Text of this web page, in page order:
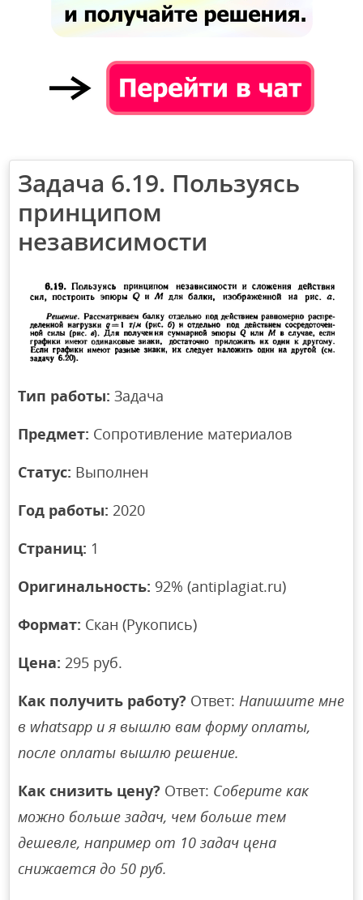
Задача 6.19. Пользуясь
принципом
независимости
Тип работы: Задача
Предмет: Сопротивление материалов
Статус: Выполнен
Год работы: 2020
Страниц: 1
Оригинальность: 92% (antiplagiat.ru)
Формат: Скан (Рукопись)
Цена: 295 руб.
Как получить работу? Ответ: Напишите мне
в whatsapp и я вышлю вам форму оплаты,
после оплаты вышлю решение.
Как снизить цену? Ответ: Соберите как
можно больше задач, чем больше тем
дешевле, например от 10 задач цена
снижается до 50 руб.